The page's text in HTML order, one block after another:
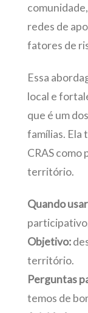
redes de
fatores de
Essa
local e
que é um
famílias. Ela
CRAS como
território.
Quando
Objetivo:
território.
Perguntas
temos de